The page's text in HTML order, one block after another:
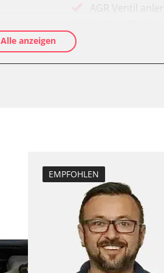
AGR Ventil
Grundeinstellung
Injektor
Injektoren
Kodierung der
Kodierung
Alle anzeigen
EMPFOHLEN